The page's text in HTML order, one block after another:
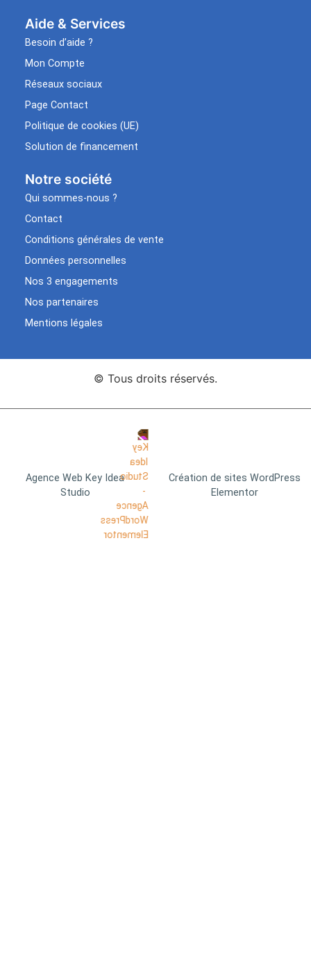
Aide & Services​
Besoin d’aide ?
Mon Compte
Réseaux sociaux
Page Contact
Politique de cookies (UE)
Solution de financement
Notre société
Qui sommes-nous ?
Contact
Conditions générales de vente
Données personnelles
Nos 3 engagements
Nos partenaires
Mentions légales
© Tous droits réservés.
Agence Web Key Idea
Studio
Création de sites WordPress
Elementor